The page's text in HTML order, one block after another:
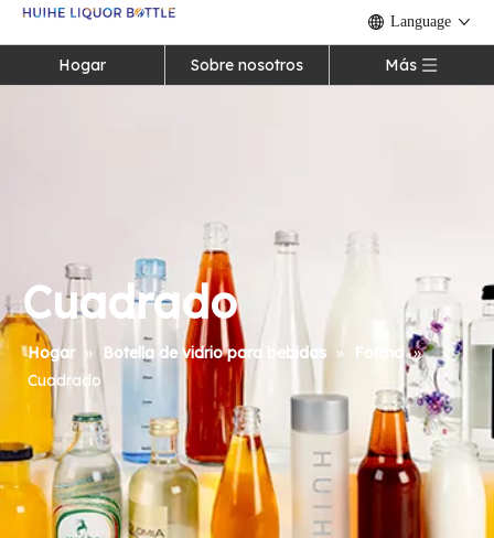
Language
Hogar Sobre nosotros Más
Cuadrado
Hogar » Botella de vidrio para bebidas » Forma
»
Cuadrado